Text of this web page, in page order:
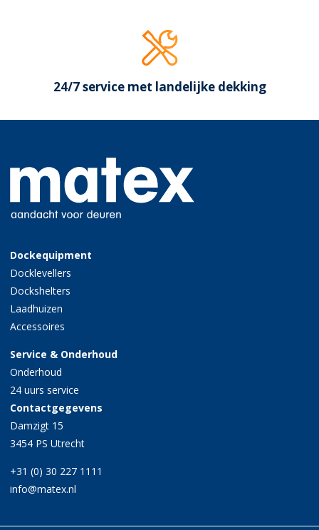
24/7 service met landelijke dekking
Dockequipment
Docklevellers
Dockshelters
Laadhuizen
Accessoires
Service & Onderhoud
Onderhoud
24 uurs service
Contactgegevens
Damzigt 15
3454 PS Utrecht
+31 (0) 30 227 1111
info@matex.nl